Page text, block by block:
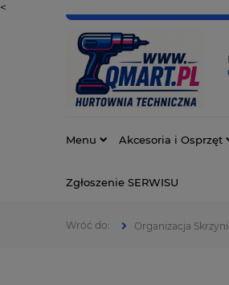
<
Menu Akcesoria i Osprzęt
Zgłoszenie SERWISU
Organizacja